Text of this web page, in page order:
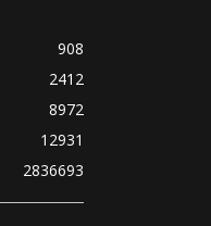
908
2412
8972
12931
2836693